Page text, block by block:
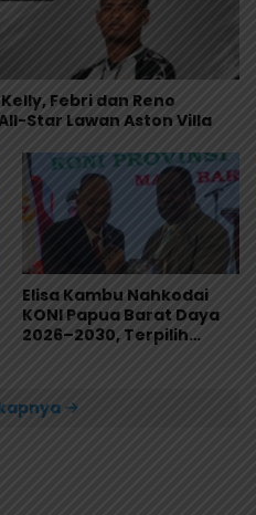
Febri dan Reno
Star Lawan Aston Villa
Elisa Kambu Nahkodai
KONI Papua Barat Daya
2026–2030, Terpilih